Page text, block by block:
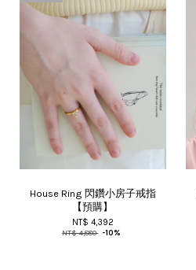
House Ring 閃鑽小房子戒指
【預購】
NT$ 4,392
NT$ 4,880 -10%